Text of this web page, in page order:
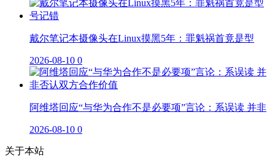
戴尔笔记本摄像头在Linux摸黑5年：罪魁祸首竟是型
2026-08-10 0
阿维塔回应“与华为合作不是必要项”言论：系误读 并非
2026-08-10 0
关于本站